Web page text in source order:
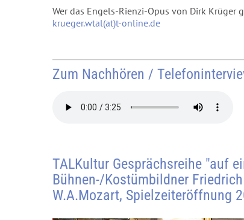
Wer das Engels-Rienzi-Opus von Dirk Krüger
krueger.wtal(at)t-online.de
Zum Nachhören /
TALKultur Gesprächsreihe ″auf
Bühnen-/Kostümbildner Friedrich
W.A.Mozart, Spielzeiteröffnung